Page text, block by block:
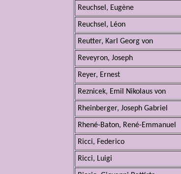
Reuchsel, Eugène
Reuchsel, Léon
Reutter, Karl Georg von
Reveyron, Joseph
Reyer, Ernest
Reznicek, Emil Nikolaus von
Rheinberger, Joseph Gabriel
Rhené-Baton, René-Emmanuel
Ricci, Federico
Ricci, Luigi